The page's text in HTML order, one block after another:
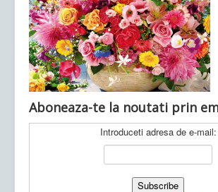
Ultimele articole: Vi, 04.11.2022 -
Județean Mehedinți
Aboneaza-te la noutati prin
Introduceti adresa de e-mail: